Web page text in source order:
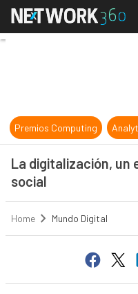
Premios Computing
La digitalización, un
social
Home Mundo Digital